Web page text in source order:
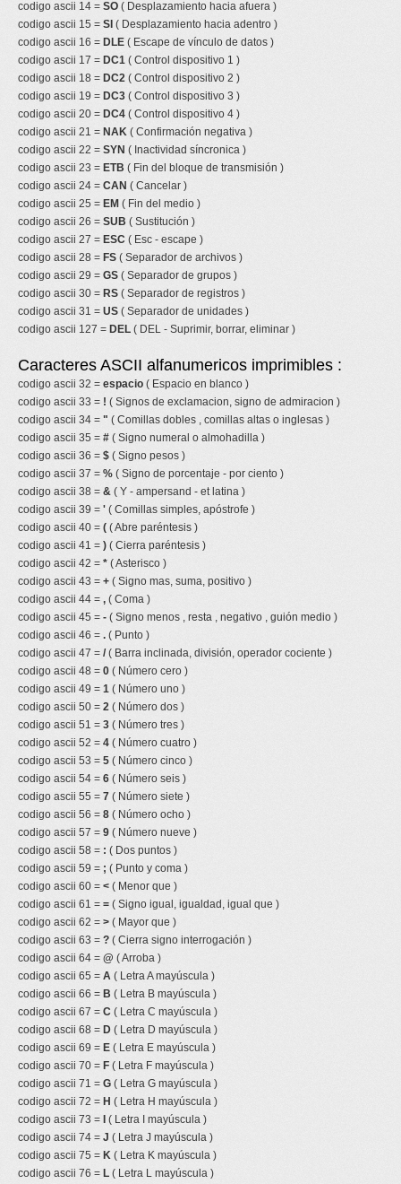
codigo ascii 14 = SO ( Desplazamiento hacia afuera )
codigo ascii 15 = SI ( Desplazamiento hacia adentro )
codigo ascii 16 = DLE ( Escape de vínculo de datos )
codigo ascii 17 = DC1 ( Control dispositivo 1 )
codigo ascii 18 = DC2 ( Control dispositivo 2 )
codigo ascii 19 = DC3 ( Control dispositivo 3 )
codigo ascii 20 = DC4 ( Control dispositivo 4 )
codigo ascii 21 = NAK ( Confirmación negativa )
codigo ascii 22 = SYN ( Inactividad síncronica )
codigo ascii 23 = ETB ( Fin del bloque de transmisión )
codigo ascii 24 = CAN ( Cancelar )
codigo ascii 25 = EM ( Fin del medio )
codigo ascii 26 = SUB ( Sustitución )
codigo ascii 27 = ESC ( Esc - escape )
codigo ascii 28 = FS ( Separador de archivos )
codigo ascii 29 = GS ( Separador de grupos )
codigo ascii 30 = RS ( Separador de registros )
codigo ascii 31 = US ( Separador de unidades )
codigo ascii 127 = DEL ( DEL - Suprimir, borrar, eliminar )
Caracteres ASCII alfanumericos imprimibles :
codigo ascii 32 = espacio ( Espacio en blanco )
codigo ascii 33 = ! ( Signos de exclamacion, signo de admiracion )
codigo ascii 34 = " ( Comillas dobles , comillas altas o inglesas )
codigo ascii 35 = # ( Signo numeral o almohadilla )
codigo ascii 36 = $ ( Signo pesos )
codigo ascii 37 = % ( Signo de porcentaje - por ciento )
codigo ascii 38 = & ( Y - ampersand - et latina )
codigo ascii 39 = ' ( Comillas simples, apóstrofe )
codigo ascii 40 = ( ( Abre paréntesis )
codigo ascii 41 = ) ( Cierra paréntesis )
codigo ascii 42 = * ( Asterisco )
codigo ascii 43 = + ( Signo mas, suma, positivo )
codigo ascii 44 = , ( Coma )
codigo ascii 45 = - ( Signo menos , resta , negativo , guión medio )
codigo ascii 46 = . ( Punto )
codigo ascii 47 = /( Barra inclinada, división, operador cociente )
codigo ascii 48 = 0 ( Número cero )
codigo ascii 49 = 1 ( Número uno )
codigo ascii 50 = 2 ( Número dos )
codigo ascii 51 = 3 ( Número tres )
codigo ascii 52 = 4 ( Número cuatro )
codigo ascii 53 = 5 ( Número cinco )
codigo ascii 54 = 6 ( Número seis )
codigo ascii 55 = 7 ( Número siete )
codigo ascii 56 = 8 ( Número ocho )
codigo ascii 57 = 9 ( Número nueve )
codigo ascii 58 = : ( Dos puntos )
codigo ascii 59 = ; ( Punto y coma )
codigo ascii 60 = < ( Menor que )
codigo ascii 61 = = ( Signo igual, igualdad, igual que )
codigo ascii 62 = > ( Mayor que )
codigo ascii 63 = ? ( Cierra signo interrogación )
codigo ascii 64 = @ ( Arroba )
codigo ascii 65 = A ( Letra A mayúscula )
codigo ascii 66 = B ( Letra B mayúscula )
codigo ascii 67 = C ( Letra C mayúscula )
codigo ascii 68 = D ( Letra D mayúscula )
codigo ascii 69 = E ( Letra E mayúscula )
codigo ascii 70 = F ( Letra F mayúscula )
codigo ascii 71 = G ( Letra G mayúscula )
codigo ascii 72 = H ( Letra H mayúscula )
codigo ascii 73 =
( Letra I mayúscula )
codigo ascii 74 = J ( Letra J mayúscula )
codigo ascii 75 = K ( Letra K mayúscula )
codigo ascii 76 = L ( Letra L mayúscula )